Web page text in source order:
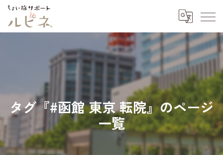
タグ『#函館 東京 転院』のページ
一覧